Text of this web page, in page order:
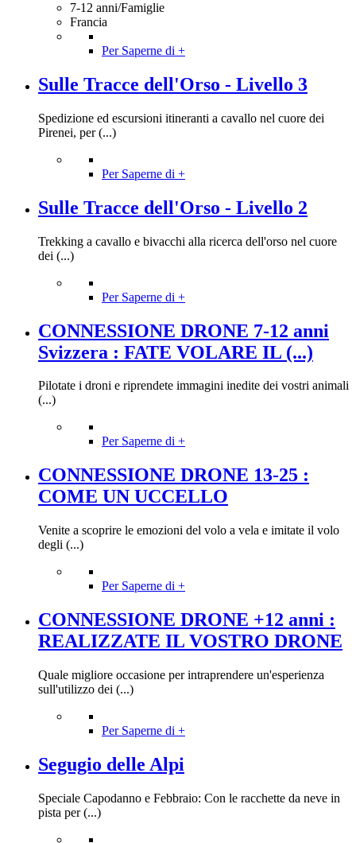
7-12 anni/Famiglie
Francia
Per Saperne di +
Sulle Tracce dell'Orso - Livello 3
Spedizione ed escursioni itineranti a cavallo nel cuore dei
Pirenei, per (...)
Per Saperne di +
Sulle Tracce dell'Orso - Livello 2
Trekking a cavallo e bivacchi alla ricerca dell'orso nel cuore
dei (...)
Per Saperne di +
CONNESSIONE DRONE 7-12 anni
Svizzera : FATE VOLARE IL (...)
Pilotate i droni e riprendete immagini inedite dei vostri animali
(...)
Per Saperne di +
CONNESSIONE DRONE 13-25 :
COME UN UCCELLO
Venite a scoprire le emozioni del volo a vela e imitate il volo
degli (...)
Per Saperne di +
CONNESSIONE DRONE +12 anni :
REALIZZATE IL VOSTRO DRONE
Quale migliore occasione per intraprendere un'esperienza
sull'utilizzo dei (...)
Per Saperne di +
Segugio delle Alpi
Speciale Capodanno e Febbraio: Con le racchette da neve in
pista per (...)